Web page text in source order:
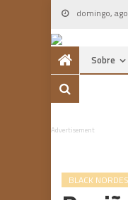
Skip
content
domingo,
Sobre
Advertisement
BLACK